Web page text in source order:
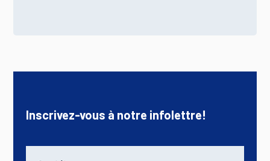
Inscrivez-vous à notre infolettre!